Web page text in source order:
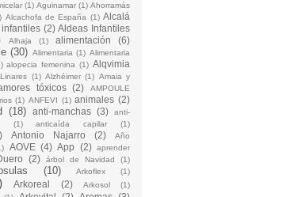
(1) Aguinamar (1) Ahorramás
Alcachofa de España (1) Alcalá
(2) Aldeas Infantiles
Alhaja (1) alimentación (6)
(30) Alimentaria (1) Alimentaria
alopecia femenina (1) Alqvimia
(1) Alzhéimer (1) Amaia y
tóxicos (2)
AMPOULE
(1) ANFEVI (1) animales (2)
(18) anti-manchas (3)
anti-
(1) anticaída capilar (1)
Antonio Najarro (2)
Año
AOVE (4) App (2) aprender
(2) árbol de Navidad
(1)
(10) Arkoflex (1)
Arkoreal (2) Arkosol
(1)